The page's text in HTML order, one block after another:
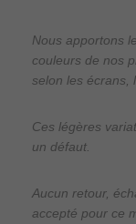
Nous apportons
couleurs de nos
selon les écrans,
Ces légères
un défaut.
Aucun retour,
accepté pour ce